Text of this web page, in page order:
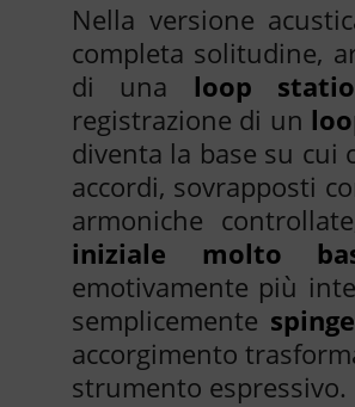
Nella versione
completa solitudine,
di una loop
registrazione di un
diventa la base su
accordi, sovrapposti
armoniche
iniziale molto
emotivamente più
semplicemente
accorgimento
strumento espressivo.